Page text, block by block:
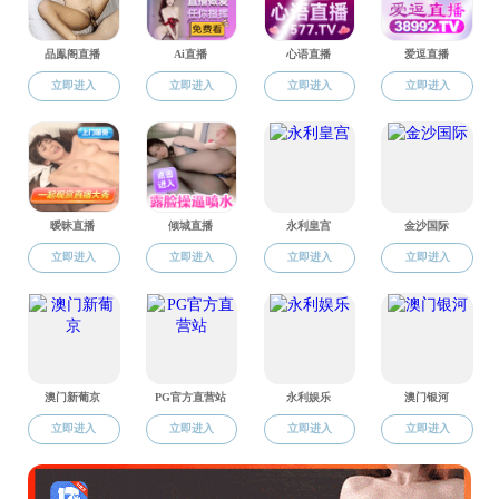
附件为91探花
附件【91探花 2025年